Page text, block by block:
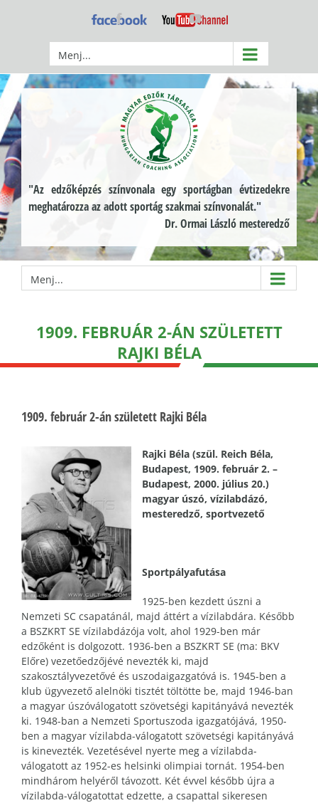
Facebook YouTube
Menj...
"Az edzőképzés színvonala egy sportágban évtizedekre
meghatározza az adott sportág szakmai színvonalát."
Dr. Ormai László mesteredző
Menj...
1909. FEBRUÁR 2-ÁN SZÜLETETT
RAJKI BÉLA
1909. február 2-án született Rajki Béla
Rajki Béla (szül. Reich Béla,
Budapest, 1909. február 2. –
Budapest, 2000. július 20.)
magyar úszó, vízilabdázó,
mesteredző, sportvezető
Sportpályafutása
1925-ben kezdett úszni a
Nemzeti SC csapatánál, majd áttért a vízilabdára. Később
a BSZKRT SE vízilabdázója volt, ahol 1929-ben már
edzőként is dolgozott. 1936-ben a BSZKRT SE (ma: BKV
Előre) vezetőedzőjévé nevezték ki, majd
szakosztályvezetővé és uszodaigazgatóvá is. 1945-ben a
klub ügyvezető alelnöki tisztét töltötte be, majd 1946-ban
a magyar úszóválogatott szövetségi kapitányává nevezték
ki. 1948-ban a Nemzeti Sportuszoda igazgatójává, 1950-
ben a magyar vízilabda-válogatott szövetségi kapitányává
is kinevezték. Vezetésével nyerte meg a vízilabda-
válogatott az 1952-es helsinki olimpiai tornát. 1954-ben
mindhárom helyéről távozott. Két évvel később újra a
vízilabda-válogatottat edzette, a csapattal sikeresen